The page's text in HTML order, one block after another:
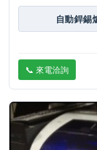
自動銲錫
📞 來電洽詢